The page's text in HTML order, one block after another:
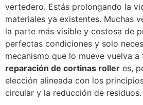
vertedero. Estás prolongando la
materiales ya existentes. Muchas
la parte más visible y costosa de
perfectas condiciones y solo
mecanismo que lo mueve vuelva a
reparación de cortinas roller es,
elección alineada con los
circular y la reducción de residuos.